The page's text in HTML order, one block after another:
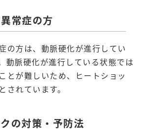
常症の方
の方は、動脈硬化が進行してい
動脈硬化が進行している状態では
とが難しいため、ヒートショッ
されています。
の対策・予防法